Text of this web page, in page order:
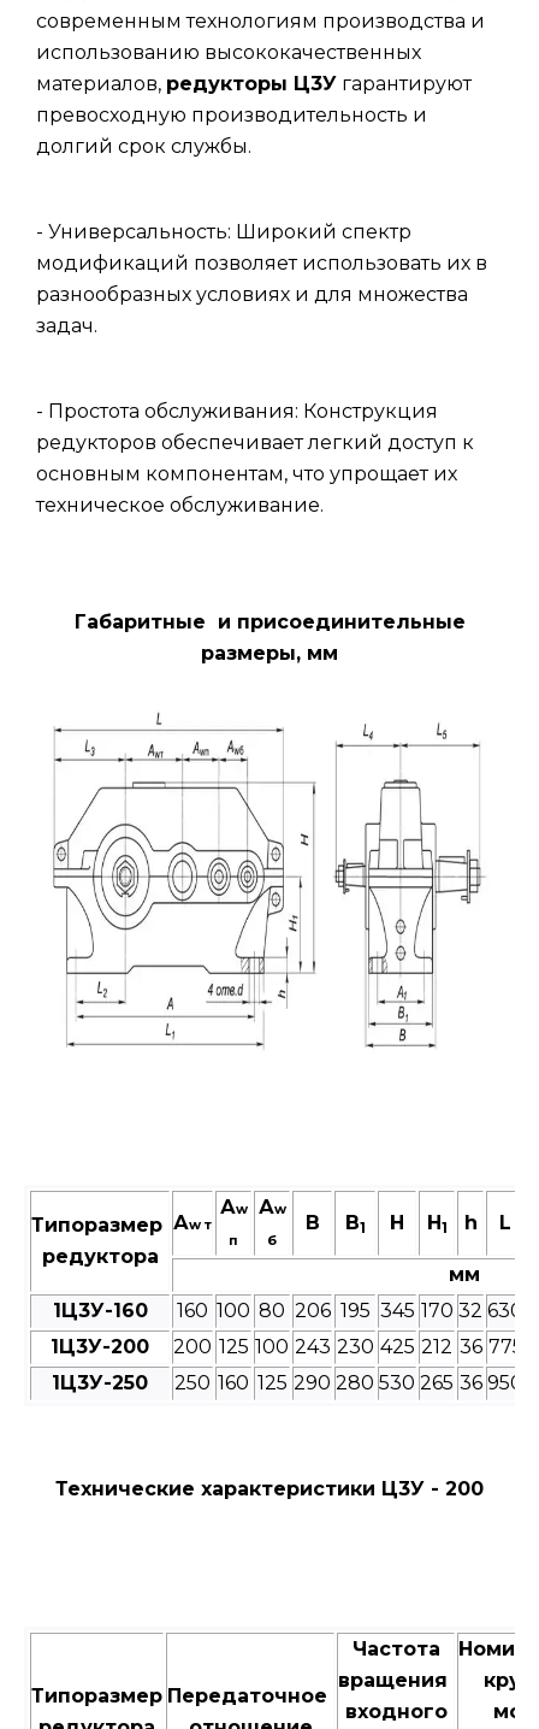
современным технологиям производства и
использованию высококачественных
материалов, редукторы Ц3У гарантируют
превосходную производительность и
долгий срок службы.
- Универсальность: Широкий спектр
модификаций позволяет использовать их в
разнообразных условиях и для множества
задач.
- Простота обслуживания: Конструкция
редукторов обеспечивает легкий доступ к
основным компонентам, что упрощает их
техническое обслуживание.
Габаритные и присоединительные
размеры, мм
Типоразмер
редуктора
Аw т
Аw
п
Аw
б
В B1 Н H1 h L
мм
1Ц3У-160
160 100 80 206 195 345 170 32 630
1Ц3У-200
200 125 100 243 230 425 212 36 775
1Ц3У-250
250 160 125 290 280 530 265 36 950
Технические характеристики Ц3У - 200
Типоразмер Передаточное
Частота
вращения
входного